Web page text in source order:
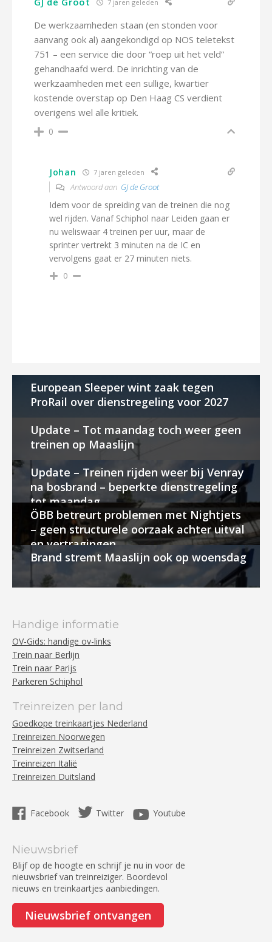
7 jaren geleden
De werkzaamheden staan (en stonden voor
aanvang ook al) aangekondigd op NOS teletekst
751 – een service die door “roep uit het veld”
gehandhaafd werd. De inrichting van de
werkzaamheden met een sullige, kwartier
kostende overstap op Den Haag CS verdient
overigens wel alle kritiek.
0
Johan 7 jaren geleden
Antwoord aan GJ de Groot
Idem voor de spreiding van de treinen die nog
wel rijden. Vanaf Schiphol naar Leiden gaan er
nu weliswaar 4 treinen per uur, maar de
sprinter vertrekt 3 minuten na de IC en
vervolgens gaat er 27 minuten niets.
0
European Sleeper wint zaak tegen
ProRail over dienstregeling voor 2027
Update – Tot maandag toch weer geen
treinen op Maaslijn
Update – Treinen rijden weer bij Venray
na bosbrand – beperkte dienstregeling
tot maandag
ÖBB betreurt problemen met Nightjets
– geen structurele oorzaak achter uitval
en vertragingen
Brand stremt Maaslijn ook op woensdag
Handige informatie
OV-Gids: handige ov-links
Trein naar Berlijn
Trein naar Parijs
Parkeren Schiphol
Treinreizen per land
Goedkope treinkaartjes Nederland
Treinreizen Noorwegen
Treinreizen Zwitserland
Treinreizen Italië
Treinreizen Duitsland
Facebook Twitter Youtube
Nieuwsbrief
Blijf op de hoogte en schrijf je nu in voor de
nieuwsbrief van treinreiziger. Boordevol
nieuws en treinkaartjes aanbiedingen.
Nieuwsbrief ontvangen